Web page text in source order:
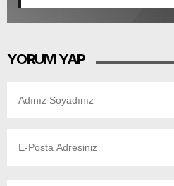
YORUM YAP